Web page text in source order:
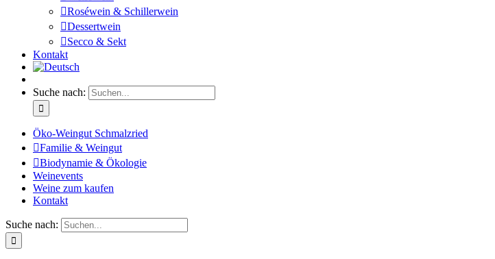
Roséwein & Schillerwein
Dessertwein
Secco & Sekt
Kontakt
Suche nach:
Öko-Weingut Schmalzried
Familie & Weingut
Biodynamie & Ökologie
Weinevents
Weine zum kaufen
Kontakt
Suche nach: